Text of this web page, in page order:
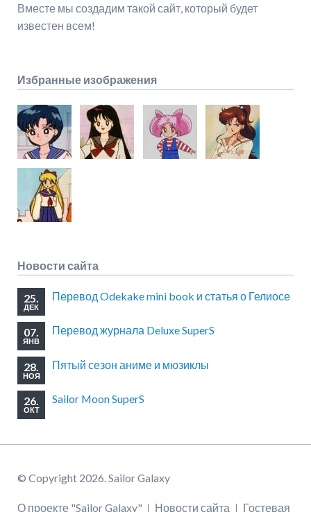
Вместе мы создадим такой сайт, который будет
известен всем!
Избранные изображения
Новости сайта
25.
ДЕК
Перевод Odekake mini book и статья о Гелиосе
07.
ЯНВ
Перевод журнала Deluxe SuperS
28.
НОЯ
Пятый сезон аниме и мюзиклы
26.
ОКТ
Sailor Moon SuperS
© Copyright 2026. Sailor Galaxy
Пропустить
О проекте "Sailor Galaxy" Новости сайта Гостевая